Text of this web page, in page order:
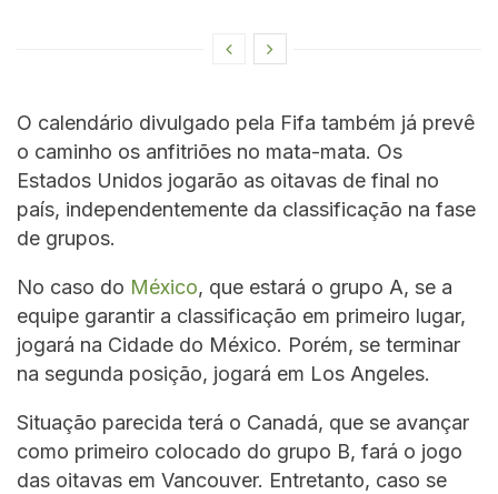
O calendário divulgado pela Fifa também já prevê
o caminho os anfitriões no mata-mata. Os
Estados Unidos jogarão as oitavas de final no
país, independentemente da classificação na fase
de grupos.
No caso do México, que estará o grupo A, se a
equipe garantir a classificação em primeiro lugar,
jogará na Cidade do México. Porém, se terminar
na segunda posição, jogará em Los Angeles.
Situação parecida terá o Canadá, que se avançar
como primeiro colocado do grupo B, fará o jogo
das oitavas em Vancouver. Entretanto, caso se